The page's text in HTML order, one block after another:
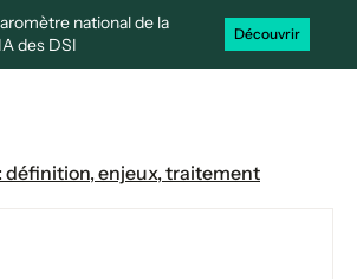
national de la
des DSI
Découvrir
enjeux, traitement